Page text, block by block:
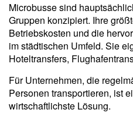
Microbusse sind
Gruppen konzipiert. Ihre
Betriebskosten und die
im städtischen Umfeld. Sie
Hoteltransfers,
Für Unternehmen, die
Personen transportieren, ist
wirtschaftlichste Lösung.